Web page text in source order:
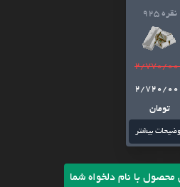
نقره 925
2/770/
2/720/
تومان
بیشتر
با نام دلخواه شما